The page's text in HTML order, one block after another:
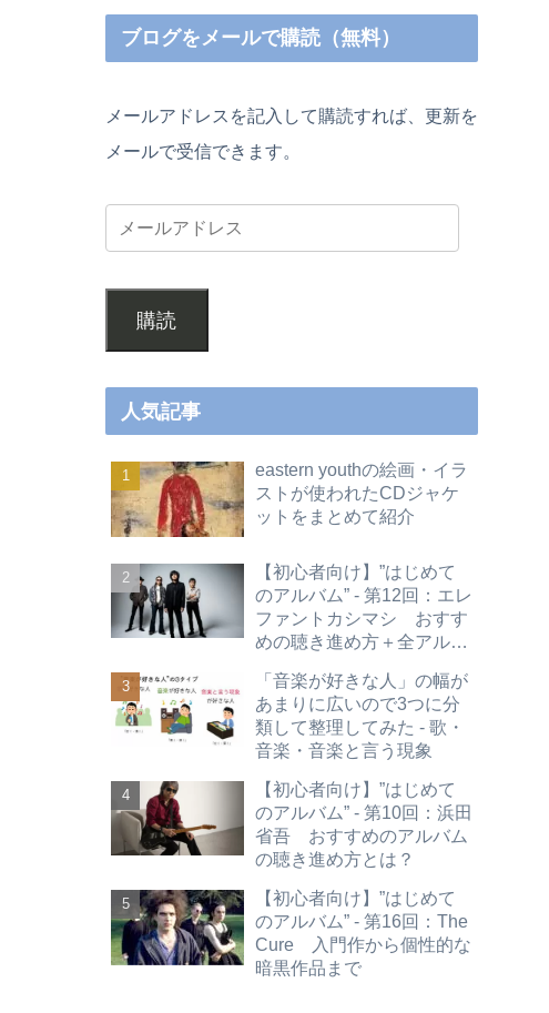
ブログをメールで購読（無料）
メールアドレスを記入して購読すれば、更新を
メールで受信できます。
購読
人気記事
eastern youthの絵画・イラ
ストが使われたCDジャケ
ットをまとめて紹介
【初心者向け】”はじめて
のアルバム” - 第12回：エレ
ファントカシマシ おすす
めの聴き進め方＋全アルバ
「音楽が好きな人」の幅が
あまりに広いので3つに分
類して整理してみた - 歌・
音楽・音楽と言う現象
【初心者向け】”はじめて
のアルバム” - 第10回：浜田
省吾 おすすめのアルバム
の聴き進め方とは？
【初心者向け】”はじめて
のアルバム” - 第16回：The
Cure 入門作から個性的な
暗黒作品まで